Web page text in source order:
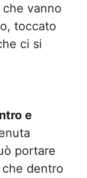
vanno
toccato
ci si
e
portare
dentro